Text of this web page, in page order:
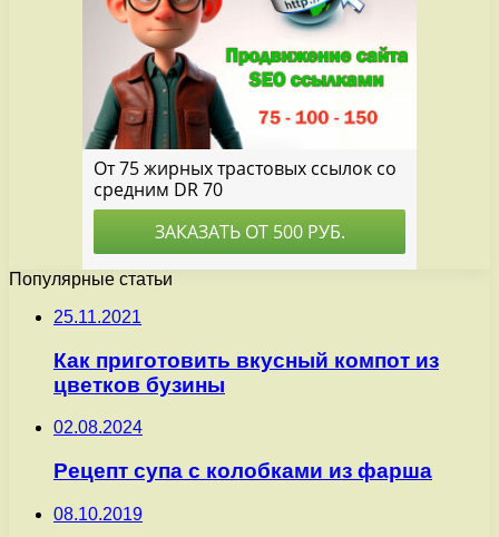
Популярные статьи
25.11.2021
Как приготовить вкусный компот из
цветков бузины
02.08.2024
Рецепт супа с колобками из фарша
08.10.2019